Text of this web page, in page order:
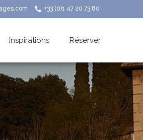
+33 (0)1 47 20 73 80
Inspirations Réserver